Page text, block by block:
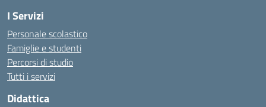
I Servizi
Personale scolastico
Famiglie e studenti
Percorsi di studio
Tutti i servizi
Didattica